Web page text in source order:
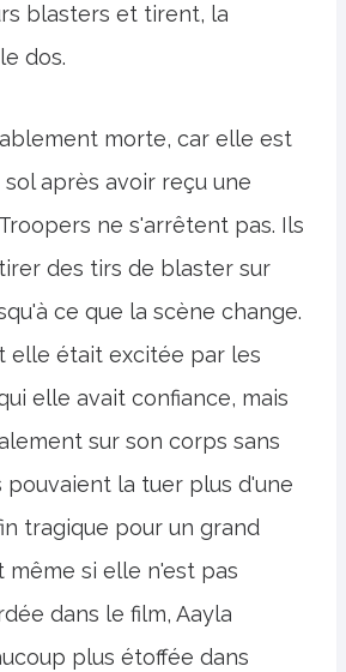
blasters et tirent, la
dos.
morte, car elle est
après avoir reçu une
ne s'arrêtent pas. Ils
des tirs de blaster sur
ce que la scène change.
elle était excitée par les
elle avait confiance, mais
sur son corps sans
pouvaient la tuer plus d'une
tragique pour un grand
même si elle n'est pas
dans le film, Aayla
plus étoffée dans